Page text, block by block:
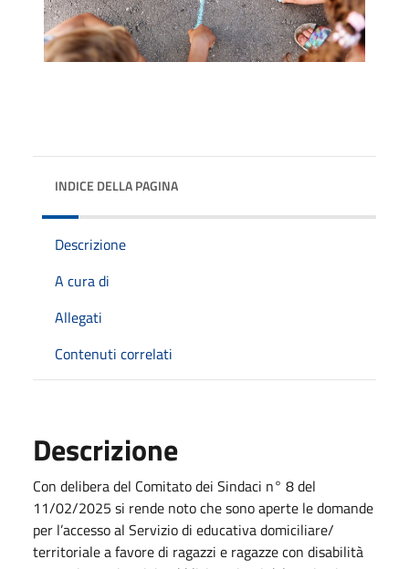
INDICE DELLA PAGINA
Descrizione
A cura di
Allegati
Contenuti correlati
Descrizione
Con delibera del Comitato dei Sindaci n° 8 del
11/02/2025 si rende noto che sono aperte le domande
per l’accesso al Servizio di educativa domiciliare/
territoriale a favore di ragazzi e ragazze con disabilità